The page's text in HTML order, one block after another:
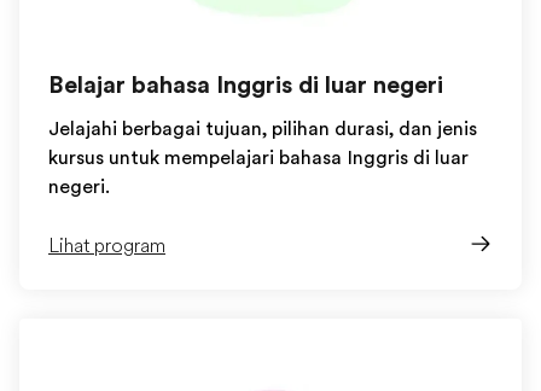
Belajar bahasa Inggris di luar negeri
Jelajahi berbagai tujuan, pilihan durasi, dan jenis
kursus untuk mempelajari bahasa Inggris di luar
negeri.
Lihat program